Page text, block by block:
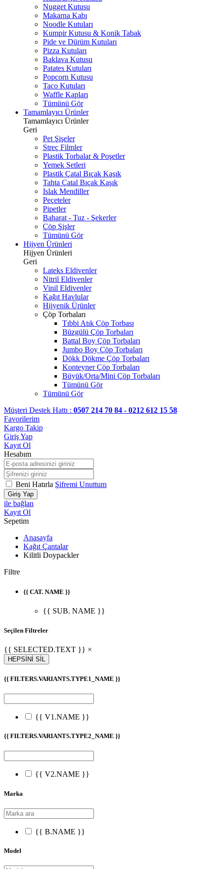
Nugget Kutusu
Makarna Kabı
Noodle Kutuları
Kumpir Kutusu & Konik Tabak
Pide ve Dürüm Kutuları
Pizza Kutuları
Baklava Kutusu
Patates Kutuları
Popcorn Kutusu
Taco Kutuları
Waffle Kapları
Tümünü Gör
Tamamlayıcı Ürünler
Tamamlayıcı Ürünler
Geri
Pet Şişeler
Streç Filmler
Plastik Torbalar & Poşetler
Yemek Setleri
Plastik Çatal Bıçak Kaşık
Tahta Çatal Bıçak Kaşık
Islak Mendiller
Peçeteler
Pipetler
Baharat - Tuz - Şekerler
Çöp Şişler
Tümünü Gör
Hijyen Ürünleri
Hijyen Ürünleri
Geri
Lateks Eldivenler
Nitril Eldivenler
Vinil Eldivenler
Kağıt Havlular
Hijyenik Ürünler
Çöp Torbaları
Tıbbi Atık Çöp Torbası
Büzgülü Çöp Torbaları
Battal Boy Çöp Torbaları
Jumbo Boy Çöp Torbaları
Dökk Dökme Çöp Torbaları
Konteyner Çöp Torbaları
Büyük/Orta/Mini Çöp Torbaları
Tümünü Gör
Tümünü Gör
Müşteri Destek Hattı : 0507 214 70 84 - 0212 612 15 58
Favorilerim
Kargo Takip
Giriş Yap
Kayıt Ol
Hesabım
Beni Hatırla Şifremi Unuttum
Giriş Yap
ile bağlan
Kayıt Ol
Sepetim
Anasayfa
Kağıt Çantalar
Kilitli Doypackler
Filtre
{{ CAT. NAME }}
{{ SUB. NAME }}
Seçilen Filtreler
{{ SELECTED.TEXT }} ×
HEPSİNİ SİL
{{ FILTERS.VARIANTS.TYPE1_NAME }}
{{ V1.NAME }}
{{ FILTERS.VARIANTS.TYPE2_NAME }}
{{ V2.NAME }}
Marka
{{ B.NAME }}
Model